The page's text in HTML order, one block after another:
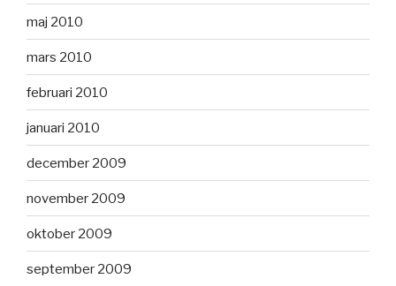
maj 2010
mars 2010
februari 2010
januari 2010
december 2009
november 2009
oktober 2009
september 2009